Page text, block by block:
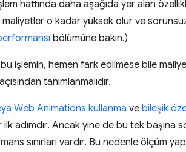
hattında daha aşağıda yer alan
o kadar yüksek olur ve
bölümüne bakın.)
işlemin, hemen fark edilmese bile
tanımlanmalıdır.
Web Animations kullanma ve bileşik
adımdır. Ancak yine de bu tek başına
sınırları vardır. Bu nedenle ölçüm